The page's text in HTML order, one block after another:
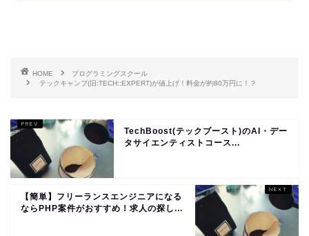
HOME
プログラミングスクール
テックキャンプ(旧:TECH::EXPERT)が値上げ！料金が約80万円に！？
TechBoost(テックブースト)のAI・デー
タサイエンティストコース...
【簡単】フリーランスエンジニアになる
ならPHP案件がおすすめ！求人の探し...